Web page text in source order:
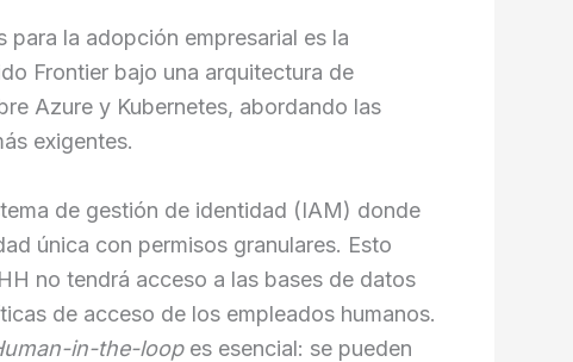
la adopción empresarial es la
Frontier bajo una arquitectura de
Azure y Kubernetes, abordando las
exigentes.
de gestión de identidad (IAM) donde
única con permisos granulares. Esto
no tendrá acceso a las bases de datos
de acceso de los empleados humanos.
in-the-loopes esencial: se pueden